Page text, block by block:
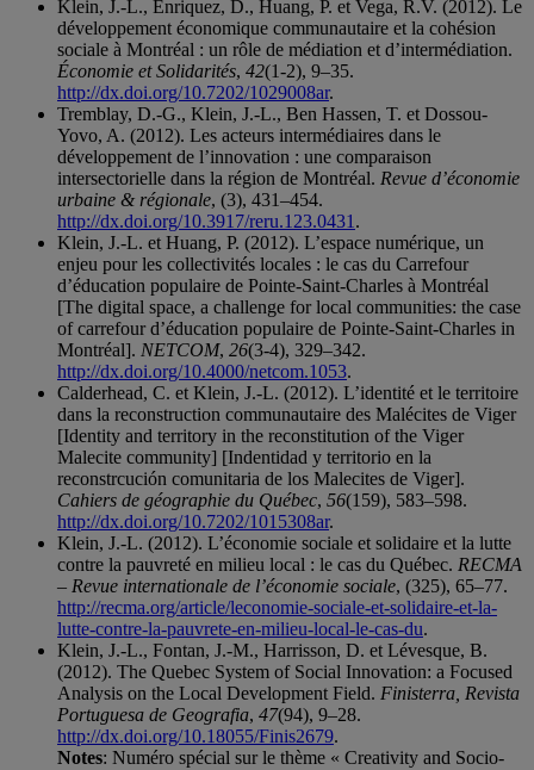
Klein, J.-L., Enriquez, D., Huang, P. et Vega, R.V. (2012). Le
développement économique communautaire et la cohésion
sociale à Montréal : un rôle de médiation et d’intermédiation.
Économie et Solidarités, 42(1-2), 9–35.
http://dx.doi.org/10.7202/1029008ar.
Tremblay, D.-G., Klein, J.-L., Ben Hassen, T. et Dossou-
Yovo, A. (2012). Les acteurs intermédiaires dans le
développement de l’innovation : une comparaison
intersectorielle dans la région de Montréal. Revue d’économie
urbaine & régionale, (3), 431–454.
http://dx.doi.org/10.3917/reru.123.0431 .
Klein, J.-L. et Huang, P. (2012). L’espace numérique, un
enjeu pour les collectivités locales : le cas du Carrefour
d’éducation populaire de Pointe-Saint-Charles à Montréal
[The digital space, a challenge for local communities: the case
of carrefour d’éducation populaire de Pointe-Saint-Charles in
Montréal]. NETCOM, 26(3-4), 329–342.
http://dx.doi.org/10.4000/netcom.1053.
Calderhead, C. et Klein, J.-L. (2012). L’identité et le territoire
dans la reconstruction communautaire des Malécites de Viger
[Identity and territory in the reconstitution of the Viger
Malecite community] [Indentidad y territorio en la
reconstrcución comunitaria de los Malecites de Viger].
Cahiers de géographie du Québec, 56(159), 583–598.
http://dx.doi.org/10.7202/1015308ar.
Klein, J.-L. (2012). L’économie sociale et solidaire et la lutte
contre la pauvreté en milieu local : le cas du Québec. RECMA
– Revue internationale de l’économie sociale, (325), 65–77.
http://recma.org/article/leconomie-sociale-et-solidaire-et-la-
lutte-contre-la-pauvrete-en-milieu-local-le-cas-du.
Klein, J.-L., Fontan, J.-M., Harrisson, D. et Lévesque, B.
(2012). The Quebec System of Social Innovation: a Focused
Analysis on the Local Development Field. Finisterra, Revista
Portuguesa de Geografia, 47(94), 9–28.
http://dx.doi.org/10.18055/Finis2679.
Notes: Numéro spécial sur le thème « Creativity and Socio-